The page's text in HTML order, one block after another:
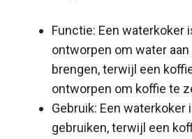
Functie: Een waterkoker
ontworpen om water aan
brengen, terwijl een
ontworpen om koffie te
Gebruik: Een waterkoker
gebruiken, terwijl een